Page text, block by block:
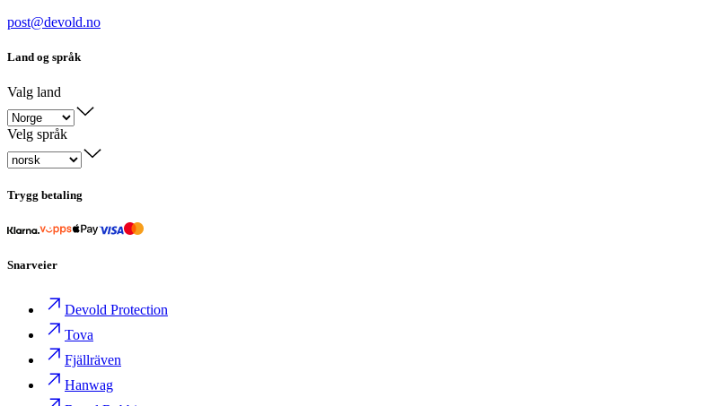
post@devold.no
Land og språk
Valg land
Velg språk
Trygg betaling
Snarveier
Devold Protection
Tova
Fjällräven
Hanwag